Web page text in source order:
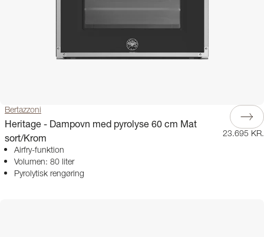
Bertazzoni
Heritage - Dampovn med pyrolyse 60 cm Mat
sort/Krom
Airfry-funktion
Volumen: 80 liter
Pyrolytisk rengøring
23.695 KR.